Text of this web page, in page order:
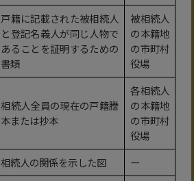
戸籍に記載された被相続人
と登記名義人が同じ人物で
あることを証明するための
書類
被相続人
の本籍地
の市町村
役場
相続人全員の現在の戸籍謄
本または抄本
各相続人
の本籍地
の市町村
役場
相続人の関係を示した図 ー